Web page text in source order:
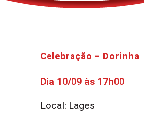
Celebração – Dorinha
Dia 10/09 às 17h00
Local: Lages